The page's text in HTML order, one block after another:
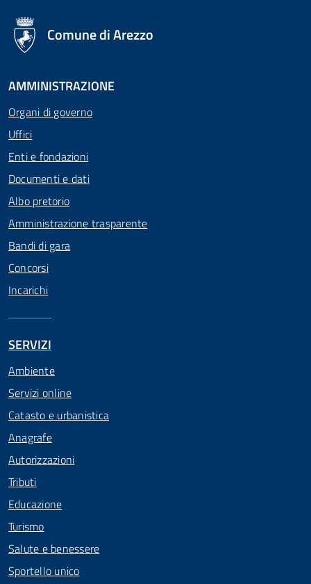
logo Unione Europea
Comune di Arezzo
AMMINISTRAZIONE
Organi di governo
Uffici
Enti e fondazioni
Documenti e dati
Albo pretorio
Amministrazione trasparente
Bandi di gara
Concorsi
Incarichi
SERVIZI
Ambiente
Servizi online
Catasto e urbanistica
Anagrafe
Autorizzazioni
Tributi
Educazione
Turismo
Salute e benessere
Sportello unico